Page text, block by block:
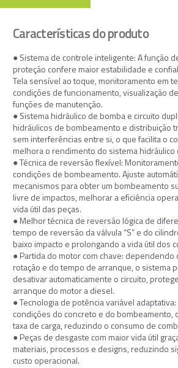
Características do produto
● Sistema de controle inteligente: A função
proteção confere maior estabilidade e
Tela sensível ao toque, monitoramento em
condições de funcionamento, visualização
funções de manutenção.
● Sistema hidráulico de bomba e circuito
hidráulicos de bombeamento e distribuição
sem interferências entre si, o que facilita o
melhora o rendimento do sistema hidráulico
● Técnica de reversão flexível:
condições de bombeamento. Ajuste
mecanismos para obter um bombeamento
livre de impactos, melhorar a eficiência
vida útil das peças.
● Melhor técnica de reversão lógica de
tempo de reversão da válvula “S” e do
baixo impacto e prolongando a vida útil dos
● Partida do motor com chave: dependendo
rotação e do tempo de arranque, o sistema
desativar automaticamente o circuito,
arranque do motor a diesel.
● Tecnologia de potência variável
condições do concreto e do bombeamento,
taxa de carga, reduzindo o consumo de
● Peças de desgaste com maior vida útil
materiais, processos e designs, reduzindo
custo operacional.